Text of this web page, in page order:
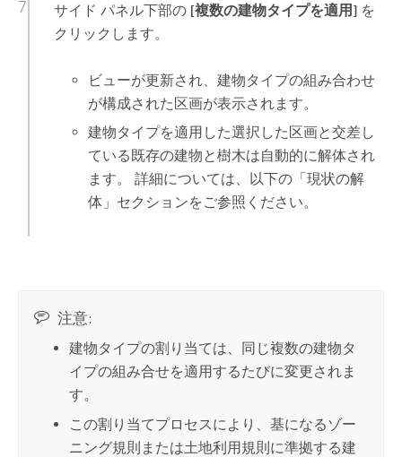
サイド パネル下部の [複数の建物タイプを適用]を
クリックします。
ビューが更新され、建物タイプの組み合わせ
が構成された区画が表示されます。
建物タイプを適用した選択した区画と交差し
ている既存の建物と樹木は自動的に解体され
ます。 詳細については、以下の「現状の解
体」セクションをご参照ください。
注意:
建物タイプの割り当ては、同じ複数の建物タ
イプの組み合せを適用するたびに変更されま
す。
この割り当てプロセスにより、基になるゾー
ニング規則または土地利用規則に準拠する建